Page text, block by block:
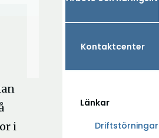
Kontaktcenter
Länkar
Driftstörningar
i